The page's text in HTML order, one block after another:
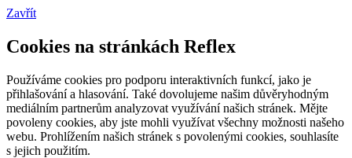
Zavřít
Cookies na stránkách Reflex
Používáme cookies pro podporu interaktivních funkcí, jako je
přihlašování a hlasování. Také dovolujeme našim důvěryhodným
mediálním partnerům analyzovat využívání našich stránek. Mějte
povoleny cookies, aby jste mohli využívat všechny možnosti našeho
webu. Prohlížením našich stránek s povolenými cookies, souhlasíte
s jejich použitím.